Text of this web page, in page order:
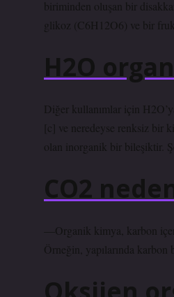
biriminden oluşan bir
glikoz (C6H12O6) ve bir
H2O
Diğer kullanımlar için
[c] ve neredeyse renksiz bir
olan inorganik bir bileşiktir.
CO2
—Organik kimya, karbon
Örneğin, yapılarında